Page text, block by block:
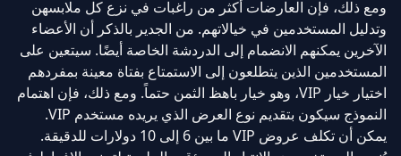
ومع ذلك، فإن العارضات أكثر من راغبات في نزع كل ملابسهن
وتدليل المستخدمين في خيالاتهم. من الجدير بالذكر أن الأعضاء
الآخرين يمكنهم الانضمام إلى الدردشة الخاصة أيضًا. سيتعين على
المستخدمين الذين يتطلعون إلى الاستمتاع بفتاة معينة بمفردهم
اختيار خيار VIP، وهو خيار باهظ الثمن حتماً. ومع ذلك، فإن اهتمام
النموذج سيكون بتقديم نوع العرض الذي يريده مستخدم VIP.
يمكن أن تكلف عروض VIP ما بين 6 إلى 10 دولارات للدقيقة.